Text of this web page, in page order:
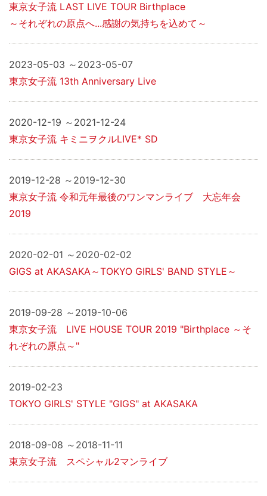
東京女子流 LAST LIVE TOUR Birthplace
～それぞれの原点へ...感謝の気持ちを込めて～
2023-05-03 ～2023-05-07
東京女子流 13th Anniversary Live
2020-12-19 ～2021-12-24
東京女子流 キミニヲクルLIVE* SD
2019-12-28 ～2019-12-30
東京女子流 令和元年最後のワンマンライブ 大忘年会
2019
2020-02-01 ～2020-02-02
GIGS at AKASAKA～TOKYO GIRLS' BAND STYLE～
2019-09-28 ～2019-10-06
東京女子流 LIVE HOUSE TOUR 2019 "Birthplace ～そ
れぞれの原点～"
2019-02-23
TOKYO GIRLS' STYLE "GIGS" at AKASAKA
2018-09-08 ～2018-11-11
東京女子流 スペシャル2マンライブ